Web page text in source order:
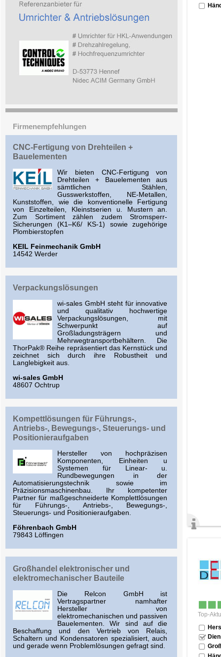
Firmenempfehlungen
CNC-Fertigung von Drehteilen +
Bauelementen
Wir bieten CNC-Fertigung von
Drehteilen + Bauelementen aus
sämtlichen Stählen,
Gusswerkstoffen, NE-Metallen,
Kunststoffen, wie die konventionelle Fertigung
von Einzelteilen, Kleinstserien u. Mustern an.
Zum Sortiment zählen zudem Stromsperr-
Sicherungen (K1–K6/ KS-1) sowie zugehörige
Plombierstopfen
KEIL Feinmechanik GmbH
14542 Werder
Verpackungslösungen
wi-sales GmbH steht für innovative
und qualitativ hochwertige
Verpackungslösungen, mit
Schwerpunkt auf
Großladungsträgern und
Mehrwegtransportbehältern. Die
ThorPak® Reihe repräsentiert das Kernstück und
zeichnet sich durch ihre Robustheit und
Langlebigkeit aus.
wi-sales GmbH
48607 Ochtrup
Kompettlösungen für Führungs-,
Antriebs-, Bewegungs-, Steuerungs- und
Positionieraufgaben
Hersteller von hochpräzisen
Komponenten, Einheiten u
Systemen für Linear- u.
Rundbewegungen in der
Automatisierungstechnik sowie im
Präzisionsmaschinenbau. Ihr kompetenter
Partner für maßgeschneiderte Komplettlösungen
für Führungs-, Antriebs-, Bewegungs-,
Steuerungs- und Positionieraufgaben.
Föhrenbach GmbH
79843 Löffingen
Großhandel elektronischer und
elektromechanischer Bauteile
Die Relcon GmbH ist
Vertragspartner namhafter
Hersteller von
elektromechanischen und passiven
Bauelementen. Wir sind auf die
Beschaffung und den Vertrieb von Relais,
Schaltern und Kondensatoren spezialisiert, auch
und gerade wenn Problemlösungen gefragt sind.
Top-